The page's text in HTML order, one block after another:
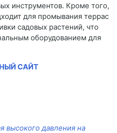
инструментов. Кроме того,
для промывания террас
садовых растений, что
оборудованием для
САЙТ
высокого давления на